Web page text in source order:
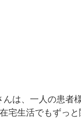
は、一人の患者
宅生活でもずっと